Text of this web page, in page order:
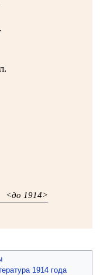
<до 1914>
1914 года